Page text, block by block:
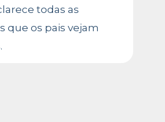
todas as
que os pais vejam